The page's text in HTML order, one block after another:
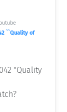
``Quality of
"Quality